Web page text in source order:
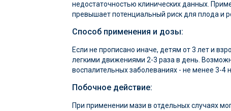
недостаточностью клинических данных.
превышает потенциальный риск для плода и
Способ применения и дозы:
Если не прописано иначе, детям от 3 лет и
легкими движениями 2-3 раза в день.
воспалительных заболеваниях - не менее 3-4
Побочное действие:
При применении мази в отдельных случаях